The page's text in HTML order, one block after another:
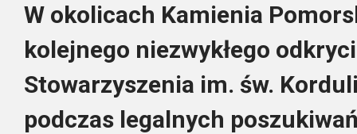
W okolicach Kamienia
kolejnego niezwykłego
Stowarzyszenia im. św.
podczas legalnych